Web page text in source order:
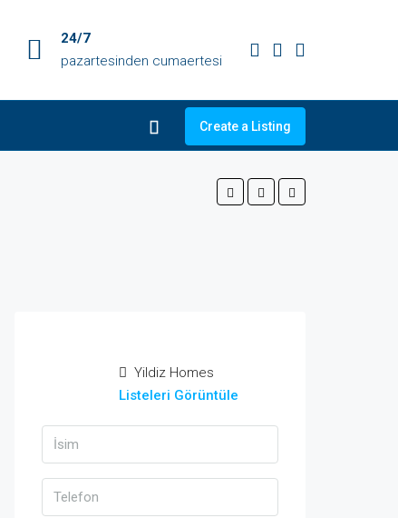
24/7
pazartesinden cumaertesi
Create a Listing
Yildiz Homes
Listeleri Görüntüle